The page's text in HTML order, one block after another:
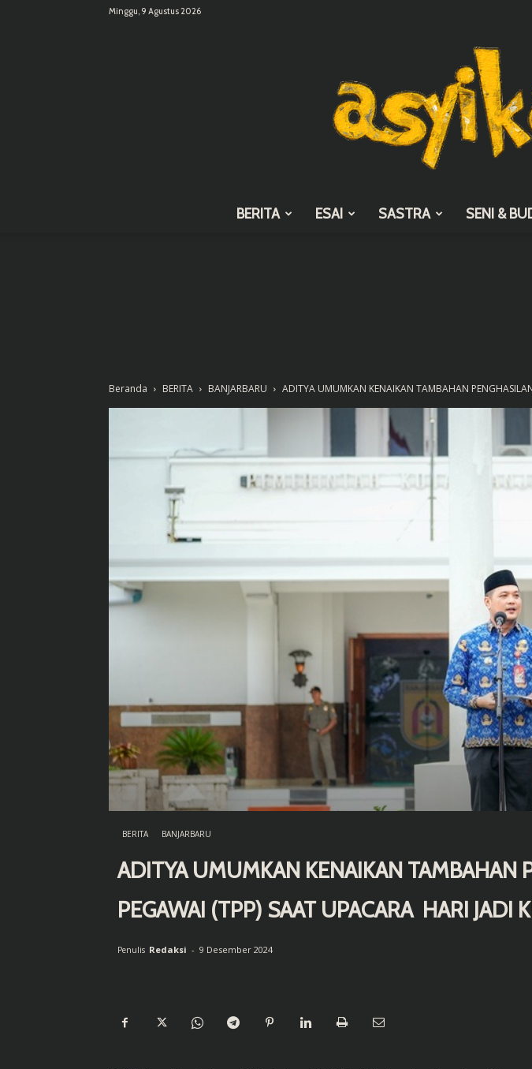
Minggu, 9 Agustus 2026
BERITA ESAI SASTRA SENI &
Beranda BERITA BANJARBARU ADITYA UMUMKAN KENAIKAN TAMBAHAN
BERITA BANJARBARU
ADITYA UMUMKAN KENAIKAN TAMBAHAN
PEGAWAI (TPP) SAAT UPACARA HARI JADI
Penulis Redaksi - 9 Desember 2024